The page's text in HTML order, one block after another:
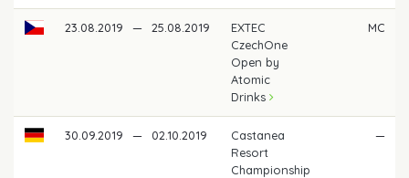
23.08.2019 — 25.08.2019
EXTEC
CzechOne
Open by
Atomic
Drinks
MC
30.09.2019 — 02.10.2019
Castanea
Resort
Championship
—